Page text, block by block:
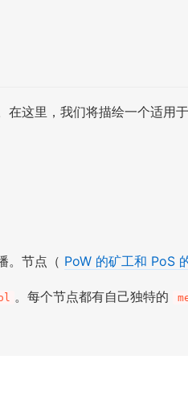
在这里，我们将描绘一个适
。节点（ PoW 的矿工和 PoS
。每个节点都有自己独特的